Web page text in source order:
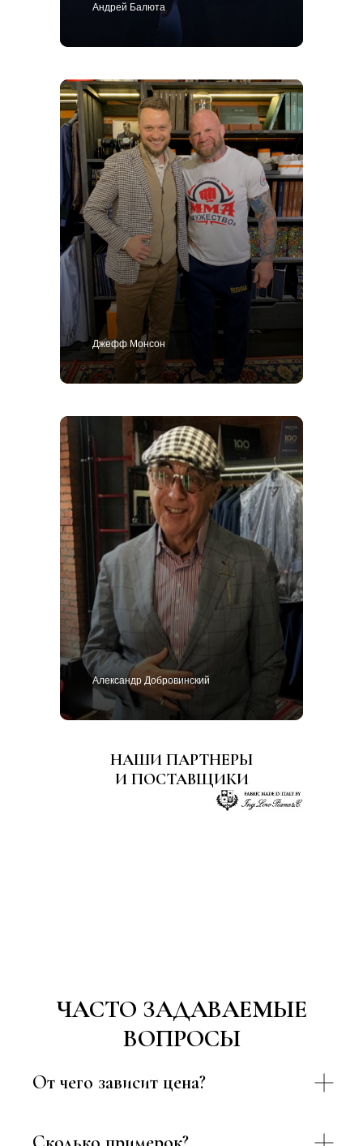
Андрей Балюта
Джефф Монсон
Александр Добровинский
НАШИ ПАРТНЕРЫ
И ПОСТАВЩИКИ
ЧАСТО ЗАДАВАЕМЫЕ
ВОПРОСЫ
От чего зависит цена?
Публичная оферта
Политика конфиденциальности